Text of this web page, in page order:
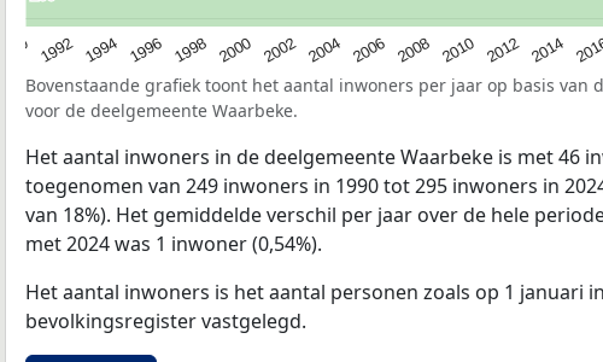
1992 1994 1996 1998 2000 2002 2004 2006 2008 2010 2012 2014
Bovenstaande grafiek toont het aantal inwoners per jaar op basis van
voor de deelgemeente Waarbeke.
Het aantal inwoners in de deelgemeente Waarbeke is met 46
toegenomen van 249 inwoners in 1990 tot 295 inwoners in
van 18%). Het gemiddelde verschil per jaar over de hele
met 2024 was 1 inwoner (0,54%).
Het aantal inwoners is het aantal personen zoals op 1 januari
bevolkingsregister vastgelegd.